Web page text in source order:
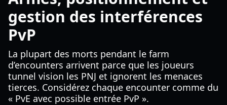
gestion des interférences
PvP
La plupart des morts pendant le farm
d’encounters arrivent parce que les joueurs
tunnel vision les PNJ et ignorent les menaces
tierces. Considérez chaque encounter comme du
« PvE avec possible entrée PvP ».